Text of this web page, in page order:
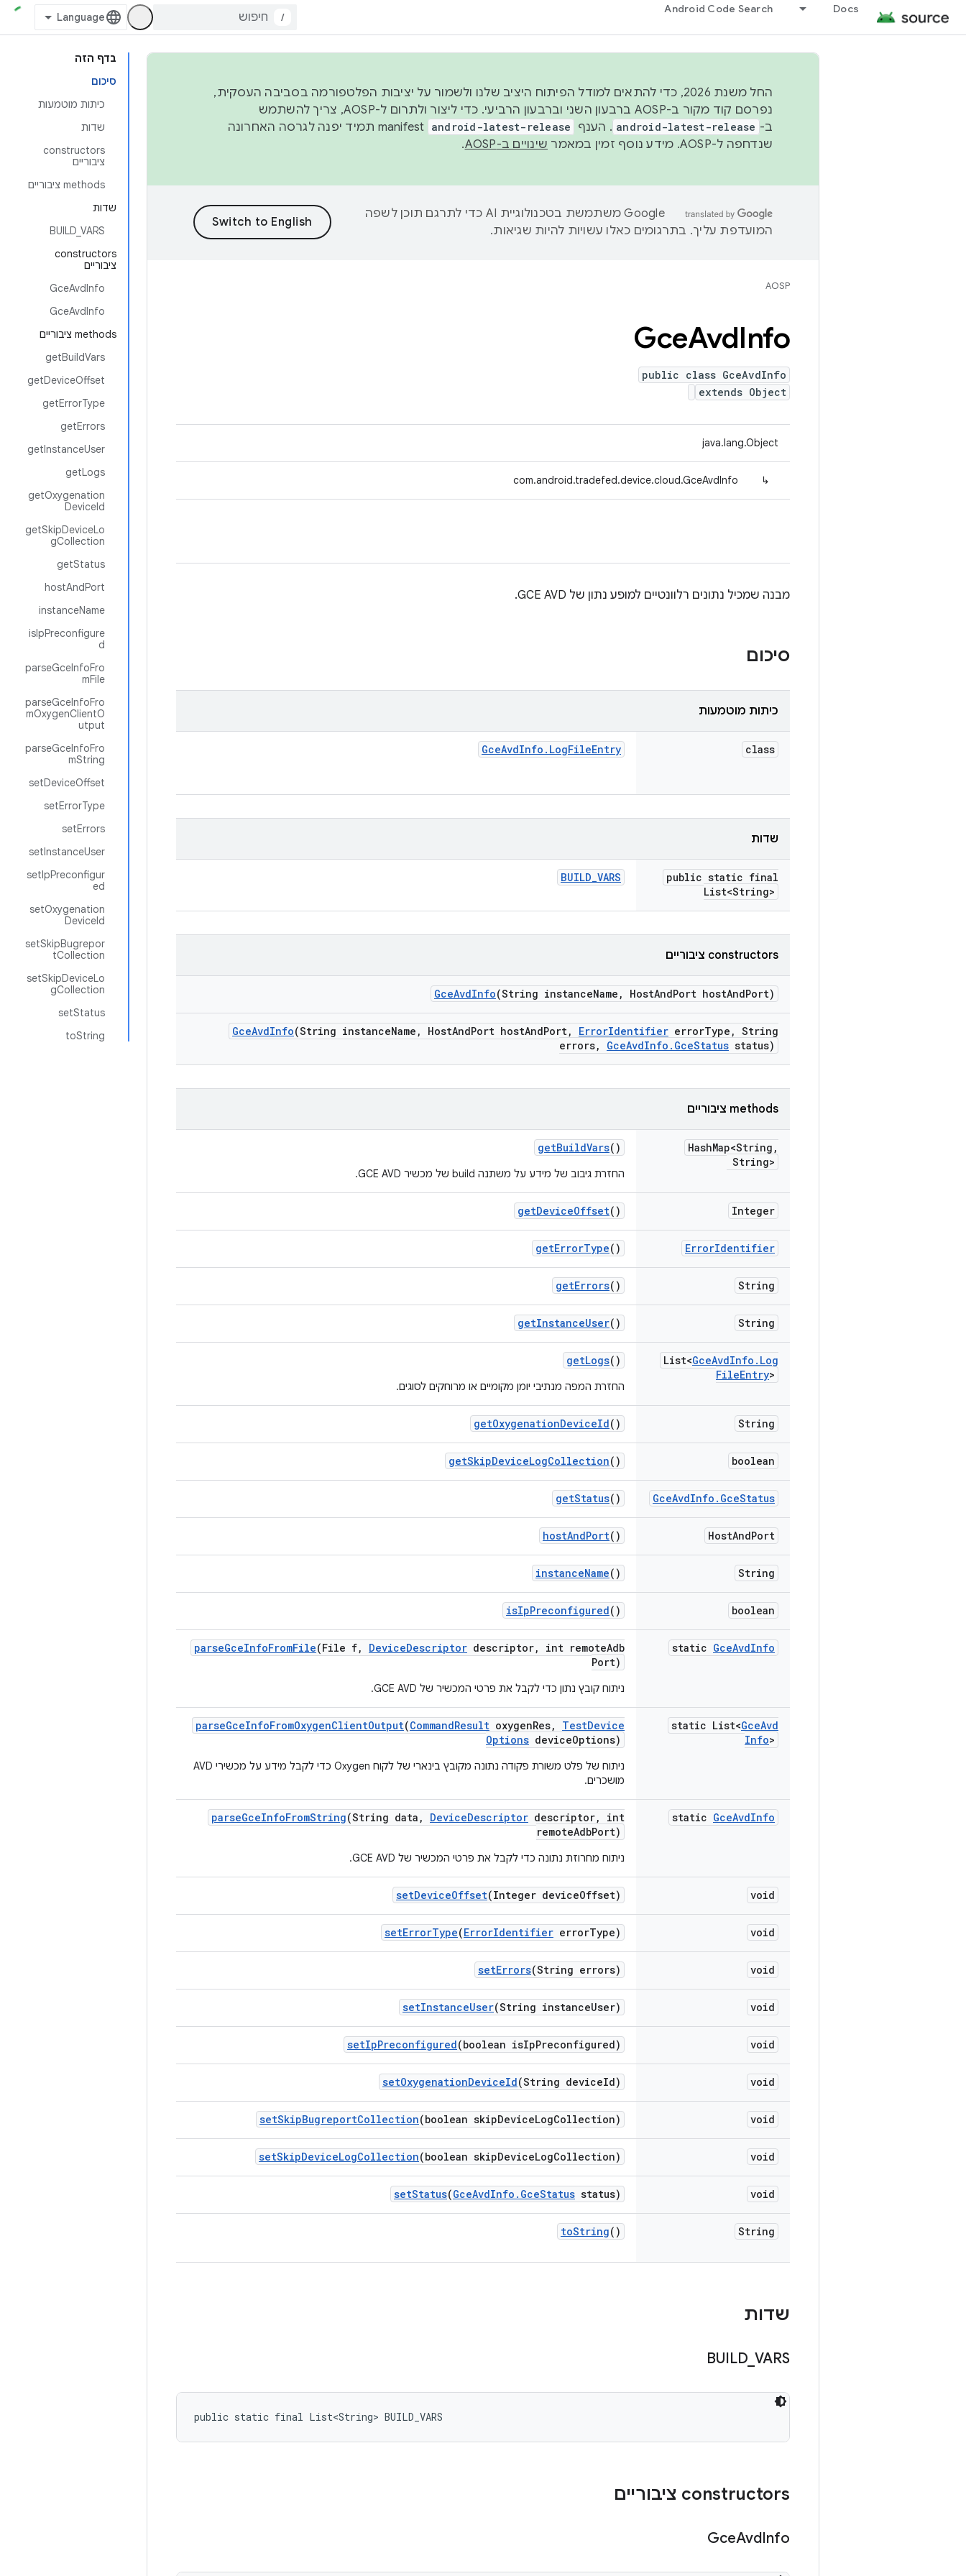
Docs
Android Code Search
/
בדף הזה
סיכום
כיתות מוטמעות
שדות
‫constructors
ציבוריים
‫methods ציבוריים
שדות
BUILD_VARS
‫constructors
ציבוריים
GceAvdInfo
GceAvdInfo
‫methods ציבוריים
getBuildVars
getDeviceOffset
getErrorType
getErrors
getInstanceUser
getLogs
getOxygenation
DeviceId
getSkipDeviceLo
gCollection
getStatus
hostAndPort
instanceName
isIpPreconfigure
d
parseGceInfoFro
mFile
parseGceInfoFro
mOxygenClientO
utput
parseGceInfoFro
mString
setDeviceOffset
setErrorType
setErrors
setInstanceUser
setIpPreconfigur
ed
setOxygenation
DeviceId
setSkipBugrepor
tCollection
setSkipDeviceLo
gCollection
setStatus
toString
החל משנת 2026, כדי להתאים למודל הפיתוח היציב שלנו ולשמור על יציבות הפלטפורמה בסביבה העסקית,
נפרסם קוד מקור ב-AOSP ברבעון השני וברבעון הרביעי. כדי ליצור ולתרום ל-AOSP, צריך להשתמש
ב- android-latest-release . הענף android-latest-release
manifest תמיד יפנה לגרסה האחרונה
שנדחפה ל-AOSP. מידע נוסף זמין במאמר
שינויים ב-AOSP .
‫Google משתמשת בטכנולוגיית AI כדי לתרגם תוכן לשפה
המועדפת עליך. בתרגומים כאלו עשויות להיות שגיאות.
AOSP
GceAvdInfo
public class GceAvdInfo
extends Object
java.lang.Object
↳
com.android.tradefed.device.cloud.GceAvdInfo
מבנה שמכיל נתונים רלוונטיים למופע נתון של GCE AVD.
סיכום
כיתות מוטמעות
class
GceAvdInfo . LogFileEntry
שדות
public static final
List<String>
BUILD_VARS
‫constructors ציבוריים
GceAvdInfo(String instanceName , HostAndPort hostAndPort)
GceAvdInfo(String instanceName , HostAndPort hostAndPort, ErrorIdentifier errorType , String
errors, GceAvdInfo . GceStatus status)
‫methods ציבוריים
HashMap<String ,
String>
getBuildVars()
החזרת גיבוב של מידע על משתנה build של מכשיר GCE AVD.
Integer
getDeviceOffset()
ErrorIdentifier
getErrorType()
String
getErrors()
String
getInstanceUser()
List<GceAvdInfo . Log
FileEntry>
getLogs()
החזרת המפה מנתיבי יומן מקומיים או מרוחקים לסוגים.
String
getOxygenationDeviceId()
boolean
getSkipDeviceLogCollection()
GceAvdInfo . GceStatus
getStatus()
HostAndPort
hostAndPort()
String
instanceName()
boolean
isIpPreconfigured()
static GceAvdInfo
parseGceInfoFromFile(File f, DeviceDescriptor descriptor, int remoteAdb
Port)
ניתוח קובץ נתון כדי לקבל את פרטי המכשיר של GCE AVD.
static List<GceAvd
Info>
parseGceInfoFromOxygenClientOutput(CommandResult oxygenRes, TestDevice
Options deviceOptions)
ניתוח של פלט משורת פקודה נתונה מקובץ בינארי של לקוח Oxygen כדי לקבל מידע על מכשירי AVD
מושכרים.
static GceAvdInfo
parseGceInfoFromString(String data , DeviceDescriptor descriptor,
int
remoteAdbPort)
ניתוח מחרוזת נתונה כדי לקבל את פרטי המכשיר של GCE AVD.
void
setDeviceOffset(Integer deviceOffset)
void
setErrorType(ErrorIdentifier errorType)
void
setErrors(String errors)
void
setInstanceUser(String instanceUser)
void
setIpPreconfigured(boolean isIpPreconfigured)
void
setOxygenationDeviceId(String deviceId)
void
setSkipBugreportCollection(boolean skipDeviceLogCollection)
void
setSkipDeviceLogCollection(boolean skipDeviceLogCollection)
void
setStatus(GceAvdInfo . GceStatus status)
String
toString()
שדות
BUILD VARS
public static final List<String> BUILD_VARS
‫constructors ציבוריים
GceAvdInfo